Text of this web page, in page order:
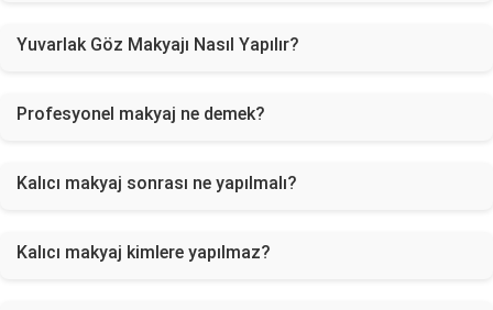
Yuvarlak Göz Makyajı Nasıl Yapılır?
Profesyonel makyaj ne demek?
Kalıcı makyaj sonrası ne yapılmalı?
Kalıcı makyaj kimlere yapılmaz?